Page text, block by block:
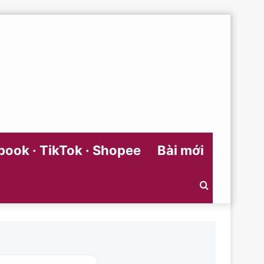
· TikTok · Shopee Bài mới
Search